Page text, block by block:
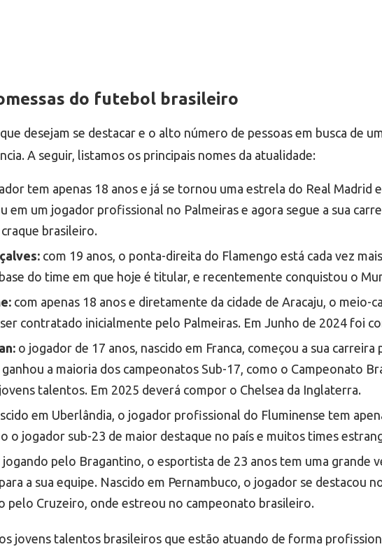
do futebol brasileiro
desejam se destacar e o alto número de pessoas em busca de
A seguir, listamos os principais nomes da atualidade:
tem apenas 18 anos e já se tornou uma estrela do Real Madrid
em um jogador profissional no Palmeiras e agora segue a sua
brasileiro.
com 19 anos, o ponta-direita do Flamengo está cada vez
do time em que hoje é titular, e recentemente conquistou o
com apenas 18 anos e diretamente da cidade de Aracaju, o
ser contratado inicialmente pelo Palmeiras. Em Junho de 2024 foi
o jogador de 17 anos, nascido em Franca, começou a sua
ganhou a maioria dos campeonatos Sub-17, como o Campeonato
talentos. Em 2025 deverá compor o Chelsea da Inglaterra.
em Uberlândia, o jogador profissional do Fluminense tem
o jogador sub-23 de maior destaque no país e muitos times
jogando pelo Bragantino, o esportista de 23 anos tem uma grande
a sua equipe. Nascido em Pernambuco, o jogador se
pelo Cruzeiro, onde estreou no campeonato brasileiro.
jovens talentos brasileiros que estão atuando de forma